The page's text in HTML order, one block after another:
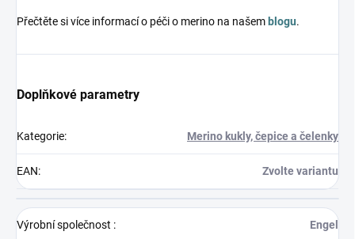
Přečtěte si více informací o péči o merino na našem blogu.
Doplňkové parametry
Kategorie: Merino kukly, čepice a čelenky
EAN: Zvolte variantu
Výrobní společnost : Engel